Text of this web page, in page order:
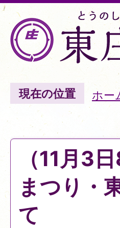
現在の位置 ホー
（11月3
まつり・
て